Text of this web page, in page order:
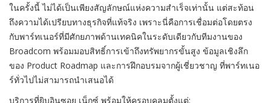
ในครั้งนี้ ไม่ได้เป็นเพียงสัญลักษณ์แห่งความสำเร็จเท่านั้น แต่สะท้อน
ถึงความได้เปรียบทางธุรกิจที่แท้จริง เพราะนี่คือการเชื่อมต่อโดยตรง
กับพาร์ทเนอร์ที่มีศักยภาพด้านเทคนิคในระดับเดียวกับทีมงานของ
Broadcom พร้อมมอบสิทธิ์การเข้าถึงทรัพยากรขั้นสูง ข้อมูลเชิงลึก
ของ Product Roadmap และการฝึกอบรมจากผู้เชี่ยวชาญ ที่พาร์ทเนอ
ร์ทั่วไปไม่สามารถนำเสนอได้
บริการที่ยิบอินซอย เน็กซ์ พร้อมให้ครอบคลุมตั้งแต่: